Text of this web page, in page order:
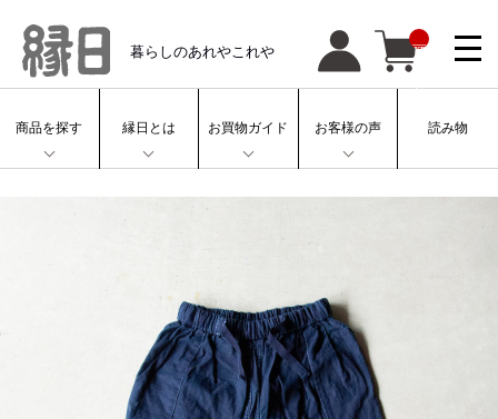
暮らしのあれやこれや
IT
M
C
商品を探す 縁日とは お買物ガイド お客様の声 読み物